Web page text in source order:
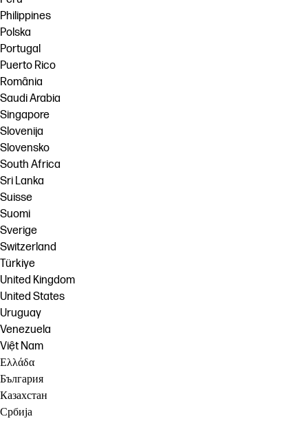
Philippines
Polska
Portugal
Puerto Rico
România
Saudi Arabia
Singapore
Slovenija
Slovensko
South Africa
Sri Lanka
Suisse
Suomi
Sverige
Switzerland
Türkiye
United Kingdom
United States
Uruguay
Venezuela
Việt Nam
Ελλάδα
България
Казахстан
Србија